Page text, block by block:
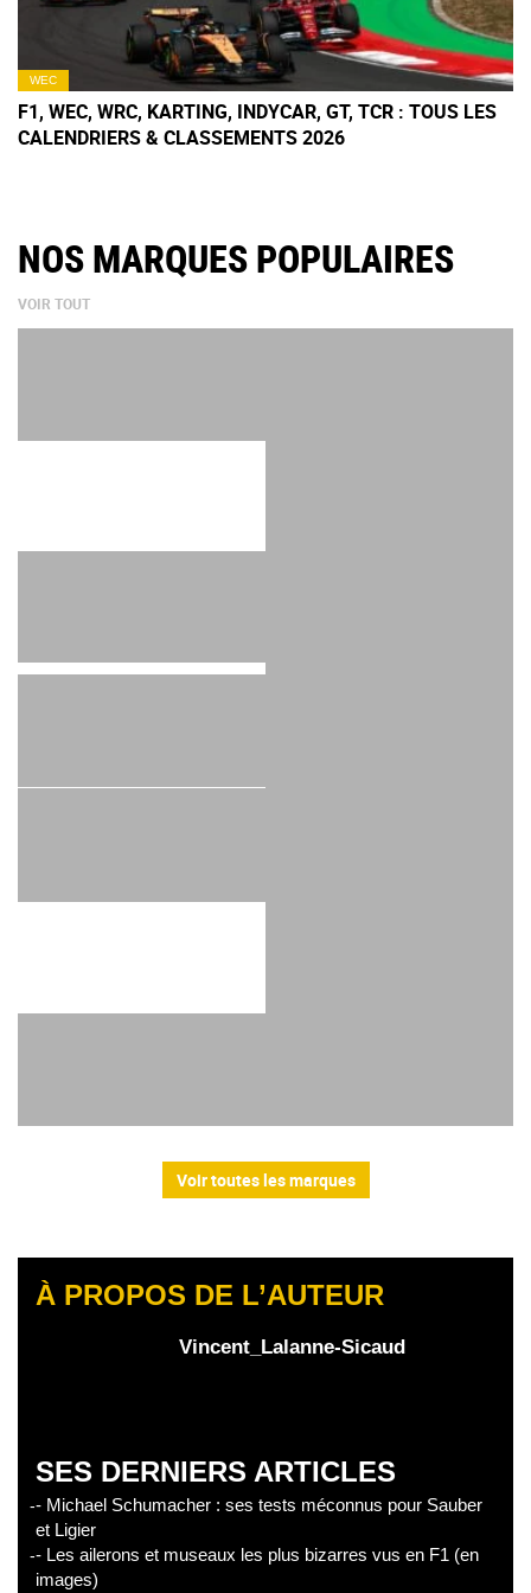
WEC
F1, WEC, WRC, KARTING, INDYCAR, GT, TCR : TOUS LES
CALENDRIERS & CLASSEMENTS 2026
NOS MARQUES POPULAIRES
VOIR TOUT
Voir toutes les marques
À PROPOS DE L’AUTEUR
Vincent_Lalanne-Sicaud
SES DERNIERS ARTICLES
- Michael Schumacher : ses tests méconnus pour Sauber
et Ligier
- Les ailerons et museaux les plus bizarres vus en F1 (en
images)